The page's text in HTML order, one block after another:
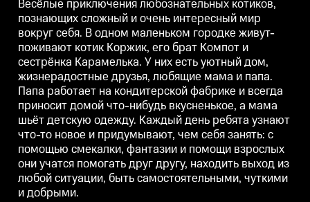
фабрике и всегда приносит
домой что-нибудь вкусненькое,
а мама шьёт детскую одежду.
Каждый день ребята узнают
что-то новое и придумывают,
чем себя занять: с помощью
смекалки, фантазии и помощи
взрослых они учатся помогать
друг другу, находить выход из
любой ситуации, быть
самостоятельными, чуткими и
добрыми.
фабрике и всегда приносит
домой что-нибудь вкусненькое,
а мама шьёт детскую одежду.
Каждый день ребята узнают
что-то новое и придумывают,
чем себя занять: с помощью
смекалки, фантазии и помощи
взрослых они учатся помогать
друг другу, находить выход из
любой ситуации, быть
самостоятельными, чуткими и
добрыми.
Весёлые приключения любознательных котиков,
познающих сложный и очень интересный мир
вокруг себя. В одном маленьком городке живут-
поживают котик Коржик, его брат Компот и
сестрёнка Карамелька. У них есть уютный дом,
жизнерадостные друзья, любящие мама и папа.
Папа работает на кондитерской фабрике и всегда
приносит домой что-нибудь вкусненькое, а мама
шьёт детскую одежду. Каждый день ребята узнают
что-то новое и придумывают, чем себя занять: с
помощью смекалки, фантазии и помощи взрослых
они учатся помогать друг другу, находить выход из
любой ситуации, быть самостоятельными, чуткими
и добрыми.